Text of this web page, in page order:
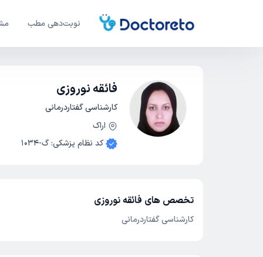
نوبت‌دهی مطب
فائقه نوروزی
کارشناسی گفتاردرمانی
اراک
کد نظام پزشکی:گ-1034
تخصص های فائقه نوروزی
کارشناسی گفتاردرمانی